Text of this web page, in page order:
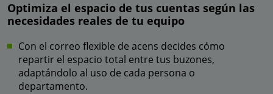
Optimiza el espacio de tus cuentas según las
necesidades reales de tu equipo
Con el correo flexible de acens decides cómo
repartir el espacio total entre tus buzones,
adaptándolo al uso de cada persona o
departamento.